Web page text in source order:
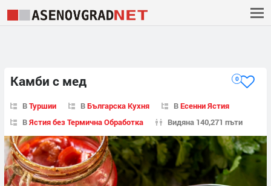
Камби с мед 0
ВТуршии ВБългарска Кухня ВЕсенни Ястия
ВЯстия без Термична Обработка Видяна 140,271 пъти